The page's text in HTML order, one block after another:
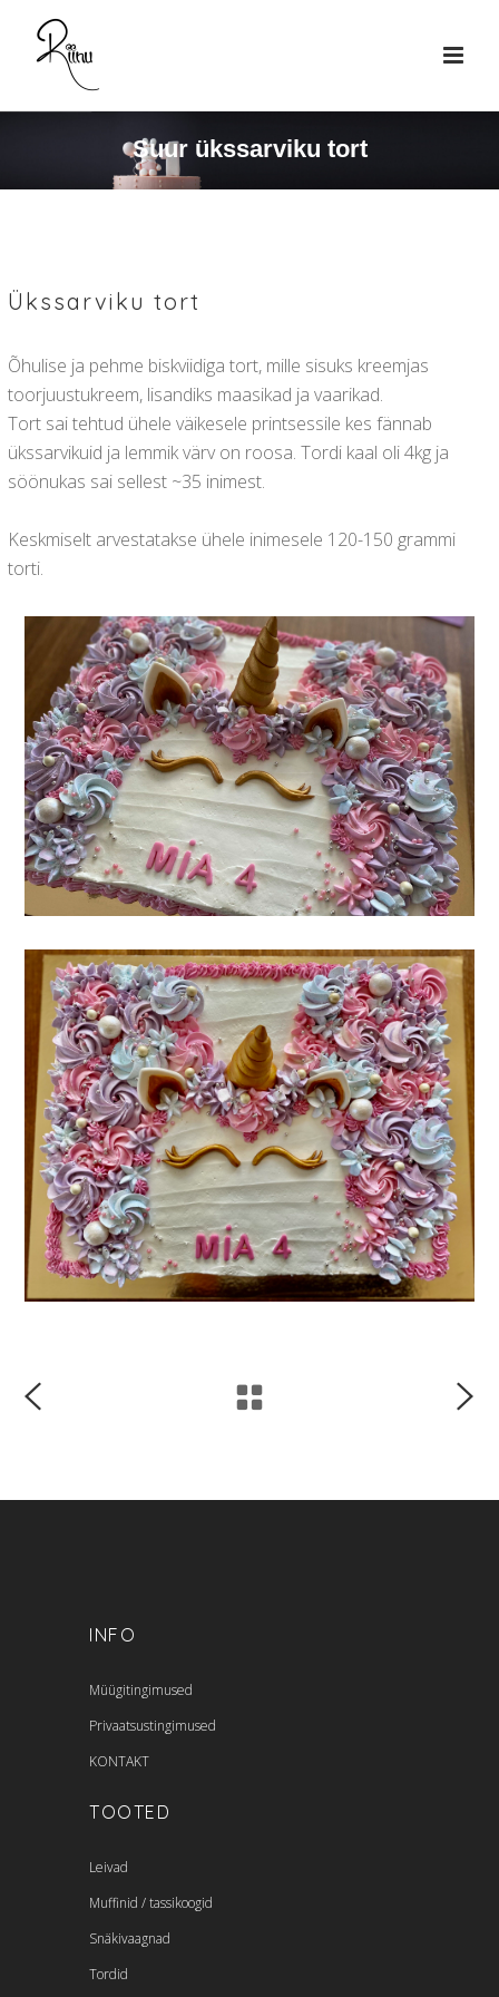
Suur ükssarviku tort
Ükssarviku tort
Õhulise ja pehme biskviidiga tort, mille sisuks kreemjas
toorjuustukreem, lisandiks maasikad ja vaarikad.
Tort sai tehtud ühele väikesele printsessile kes fännab
ükssarvikuid ja lemmik värv on roosa. Tordi kaal oli 4kg ja
söönukas sai sellest ~35 inimest.
Keskmiselt arvestatakse ühele inimesele 120-150 grammi
torti.
TOOTED
Leivad
Muffinid / tassikoogid
Snäkivaagnad
Tordid
INFO
Müügitingimused
Privaatsustingimused
KONTAKT